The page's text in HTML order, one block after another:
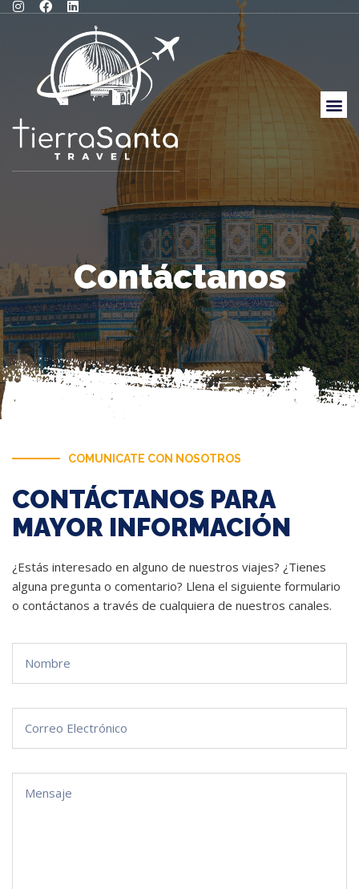
Contáctanos
COMUNICATE CON NOSOTROS
CONTÁCTANOS PARA
MAYOR INFORMACIÓN
¿Estás interesado en alguno de nuestros viajes? ¿Tienes
alguna pregunta o comentario? Llena el siguiente formulario
o contáctanos a través de cualquiera de nuestros canales.